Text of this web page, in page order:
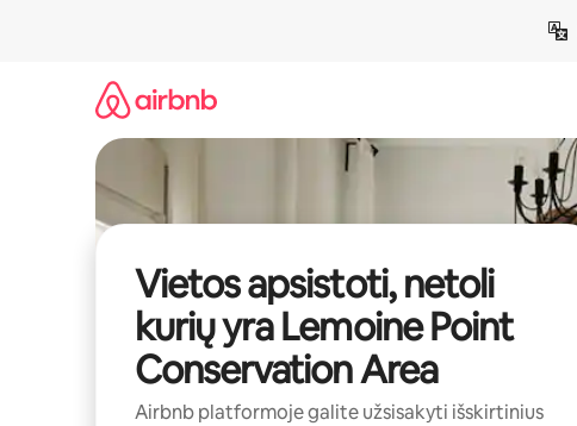
Vietos apsistoti, netoli
kurių yra Lemoine Point
Conservation Area
Airbnb platformoje galite užsisakyti išskirtinius